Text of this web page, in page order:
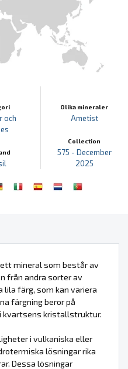
och
Olika mineraler
Ametist
Collection
575 - December
2025
mineral som består av
från andra sorter av
lila färg, som kan variera
färgning beror på
kvartsens kristallstruktur.
i vulkaniska eller
lösningar rika
Dessa lösningar